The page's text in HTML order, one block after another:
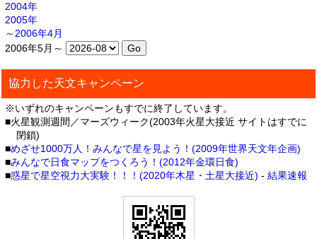
2004年
2005年
～2006年4月
2006年5月～
協力した天文キャンペーン
※いずれのキャンペーンもすでに終了しています。
■火星観測週間／マーズウィーク(2003年火星大接近 サイトはすでに
閉鎖)
■めざせ1000万人！みんなで星を見よう！(2009年世界天文年企画)
■みんなで日食マップをつくろう！(2012年金環日食)
■惑星で星空視力大実験！！！(2020年木星・土星大接近) - 結果速報